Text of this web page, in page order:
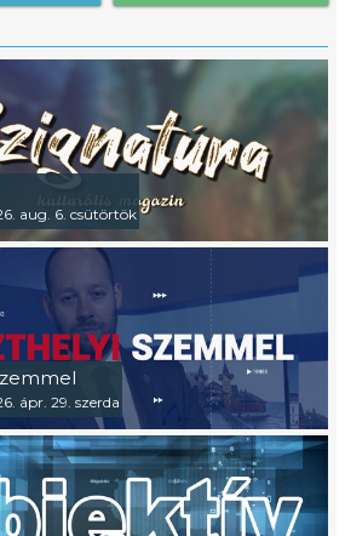
aug. 6. csütörtök
ápr. 29. szerda